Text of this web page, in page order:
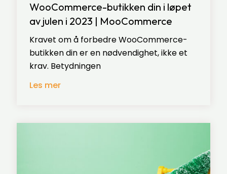
WooCommerce-butikken din i løpet
av julen i 2023 | MooCommerce
Kravet om å forbedre WooCommerce-
butikken din er en nødvendighet, ikke et
krav. Betydningen
Les mer